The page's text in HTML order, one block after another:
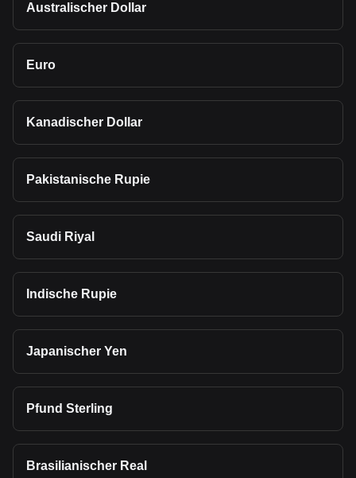
Australischer Dollar
Euro
Kanadischer Dollar
Pakistanische Rupie
Saudi Riyal
Indische Rupie
Japanischer Yen
Pfund Sterling
Brasilianischer Real